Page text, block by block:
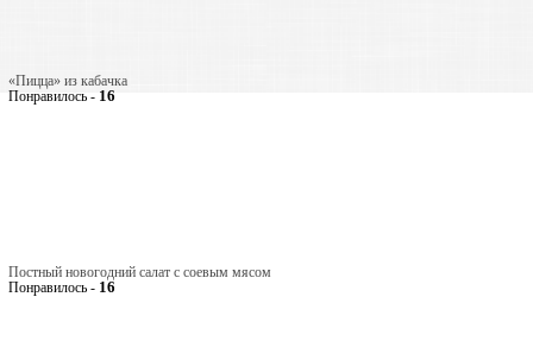
«Пицца» из кабачка
Понравилось - 16
Постный новогодний салат с соевым мясом
Понравилось - 16